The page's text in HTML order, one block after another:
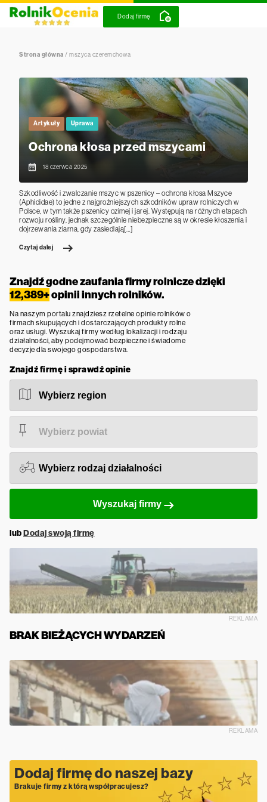
Dodaj firmę
Strona główna / mszyca czeremchowa
Artykuły Uprawa
Ochrona kłosa przed mszycami
18 czerwca 2025
Szkodliwość i zwalczanie mszyc w pszenicy – ochrona kłosa Mszyce
(Aphididae) to jedne z najgroźniejszych szkodników upraw rolniczych w
Polsce, w tym także pszenicy ozimej i jarej. Występują na różnych etapach
rozwoju rośliny, jednak szczególnie niebezpieczne są w okresie kłoszenia i
dojrzewania ziarna, gdy zasiedlają[…]
Czytaj dalej
Znajdź godne zaufania firmy rolnicze dzięki
12,389+opinii innych rolników.
Na naszym portalu znajdziesz rzetelne opinie rolników o
firmach skupujących i dostarczających produkty rolne
oraz usługi. Wyszukaj firmy według lokalizacji i rodzaju
działalności, aby podejmować bezpieczne i świadome
decyzje dla swojego gospodarstwa.
Znajdź firmę i sprawdź opinie
Wyszukaj firmy
lubDodaj swoją firmę
REKLAMA
BRAK BIEŻĄCYCH WYDARZEŃ
REKLAMA
Dodaj firmę do naszej bazy
Brakuje firmy z którą współpracujesz?